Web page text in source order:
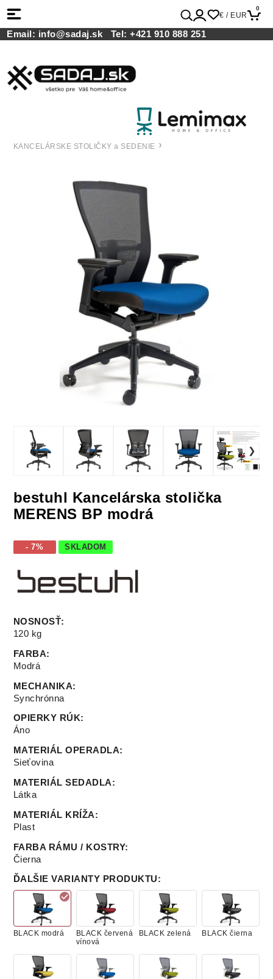
€ / EUR
0
Email: info@sadaj.sk Tel:+421 910 888 251
KANCELÁRSKE STOLIČKY a SEDENIE
bestuhl Kancelárska stolička
MERENS BP modrá
- 7% SKLADOM
NOSNOSŤ:
120 kg
FARBA:
Modrá
MECHANIKA:
Synchrónna
OPIERKY RÚK:
Áno
MATERIÁL OPERADLA:
Sieťovina
MATERIÁL SEDADLA:
Látka
MATERIÁL KRÍŽA:
Plast
FARBA RÁMU / KOSTRY:
Čierna
ĎALŠIE VARIANTY PRODUKTU:
BLACK modrá
BLACK červená
vínová
BLACK zelená BLACK čierna